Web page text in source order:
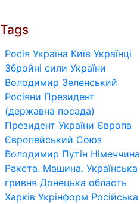
Tags
Росія Україна Київ Українці
Збройні сили України
Володимир Зеленський
Росіяни Президент
(державна посада)
Президент України Європа
Європейський Союз
Володимир Путін Німеччина
Ракета. Машина. Українська
гривня Донецька область
Харків Укрінформ Російська